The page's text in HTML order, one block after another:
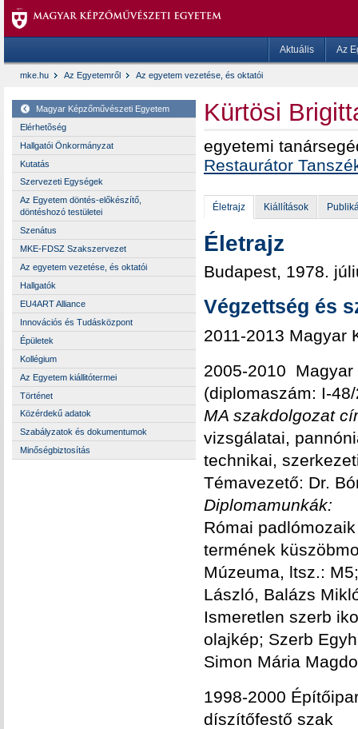
Aktuális Az
mke.hu Az Egyetemről Az egyetem vezetése, és oktatói
Magyar Képzőművészeti Egyetem
Elérhetõség
Hallgatói Önkormányzat
Kutatás
Szervezeti Egységek
Az Egyetem döntés-előkészítő,
döntéshozó testületei
Szenátus
MKE-FDSZ Szakszervezet
Az egyetem vezetése, és oktatói
Hallgatók
EU4ART Alliance
Innovációs és Tudásközpont
Épületek
Kollégium
Az Egyetem kiállitótermei
Történet
Közérdekű adatok
Szabályzatok és dokumentumok
Minőségbiztosítás
Kürtösi
egyetemi
Restaurátor
Életrajz Kiállítások
Életrajz
Budapest, 1978.
Végzettség és
2011-2013 Magyar
2005-2010
(diplomaszám: I-
MA szakdolgozat
vizsgálatai,
technikai,
Témavezető: Dr.
Diplomamunkák:
Római
termének
Múzeuma, ltsz.:
László, Balázs
Ismeretlen szerb
olajkép; Szerb
Simon Mária
1998-2000
díszítőfestő szak